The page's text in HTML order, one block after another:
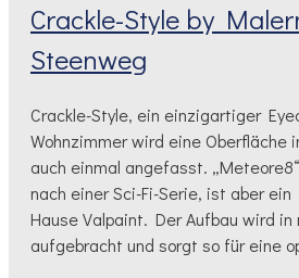
Crackle-Style by
Steenweg
Crackle-Style, ein einzigartiger
Wohnzimmer wird eine Oberfläche
auch einmal angefasst.
nach einer Sci-Fi-Serie, ist aber ein
Hause Valpaint. Der Aufbau wird
aufgebracht und sorgt so für eine